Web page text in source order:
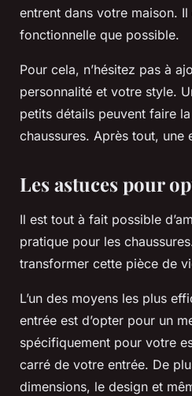
entrent dans votre maison. Il
fonctionnelle que possible.
Pour cela, n’hésitez pas à
personnalité et votre style.
petits détails peuvent faire
chaussures. Après tout, une
Les astuces pour
Il est tout à fait possible
pratique pour les
transformer cette pièce de
L’un des moyens les plus
entrée est d’opter pour un
spécifiquement pour votre
carré de votre entrée. De
dimensions, le design et